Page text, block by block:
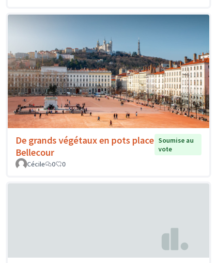
De grands végétaux en pots place
Bellecour
Soumise au
vote
Cécile
0 0